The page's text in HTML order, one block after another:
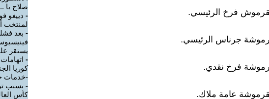
صلاح با
- دييغو
لمنتخب
- بعد
يستقر
-
كوريا
-خدمات
- بسبب
كأس